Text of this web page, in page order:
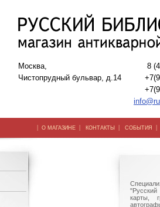
Москва,
Чистопрудный бульвар, д.14
8
| О МАГАЗИНЕ | КОНТАКТЫ | СОБЫТИЯ
"Русский
карты,